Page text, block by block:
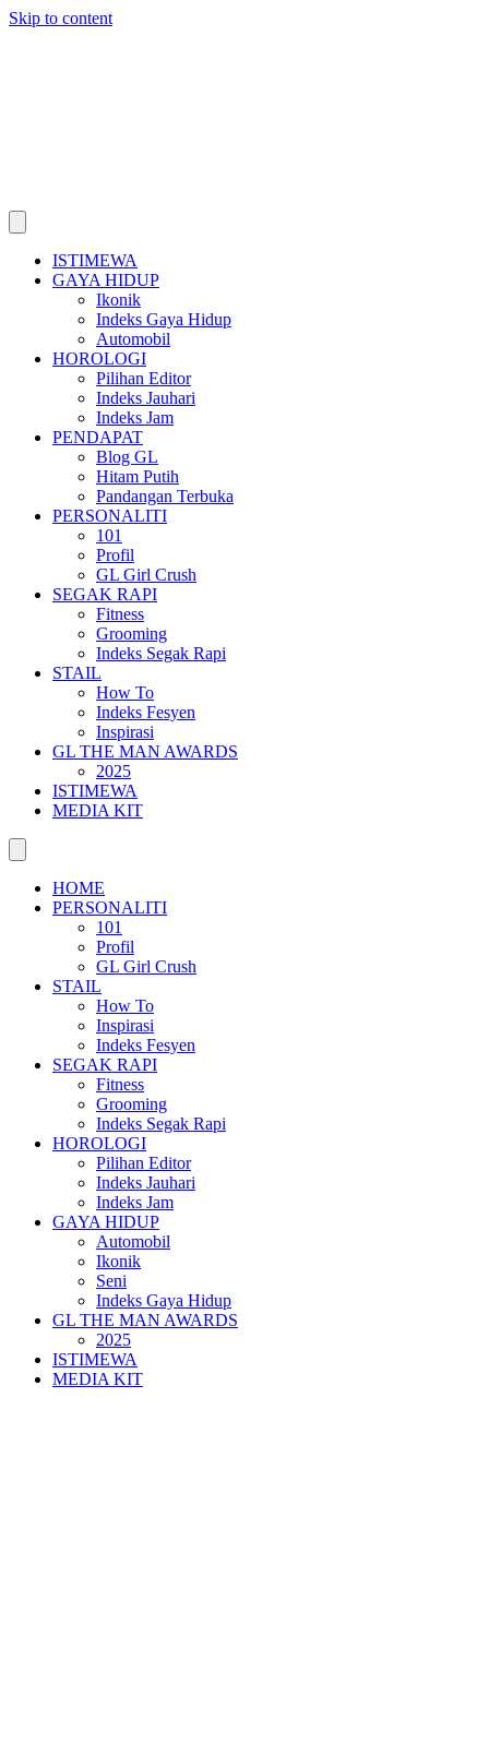
Skip to content
ISTIMEWA
GAYA HIDUP
Ikonik
Indeks Gaya Hidup
Automobil
HOROLOGI
Pilihan Editor
Indeks Jauhari
Indeks Jam
PENDAPAT
Blog GL
Hitam Putih
Pandangan Terbuka
PERSONALITI
101
Profil
GL Girl Crush
SEGAK RAPI
Fitness
Grooming
Indeks Segak Rapi
STAIL
How To
Indeks Fesyen
Inspirasi
GL THE MAN AWARDS
2025
ISTIMEWA
MEDIA KIT
HOME
PERSONALITI
101
Profil
GL Girl Crush
STAIL
How To
Inspirasi
Indeks Fesyen
SEGAK RAPI
Fitness
Grooming
Indeks Segak Rapi
HOROLOGI
Pilihan Editor
Indeks Jauhari
Indeks Jam
GAYA HIDUP
Automobil
Ikonik
Seni
Indeks Gaya Hidup
GL THE MAN AWARDS
2025
ISTIMEWA
MEDIA KIT